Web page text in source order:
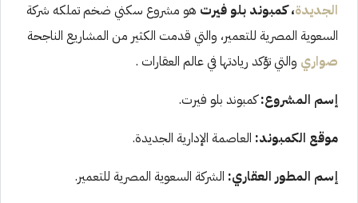
الجديدة، كمبوند بلو فيرت هو مشروع سكني ضخم تملكه شركة
السعوية المصرية للتعمير، والتي قدمت الكثير من المشاريع الناجحة
صواري والتي تؤكد ريادتها في عالم العقارات .
إسم المشروع:كمبوند بلو فيرت.
موقع الكمبوند: العاصمة الإدارية الجديدة.
إسم المطور العقاري: الشركة السعوية المصرية للتعمير.